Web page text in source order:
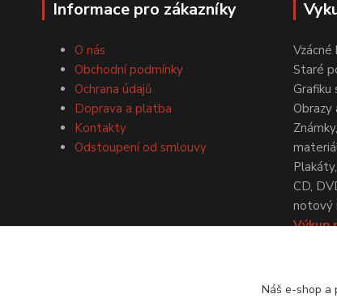
Informace pro zákazníky
O nás
Obchodní podmínky
Ochrana údajů
Doprava a platba
Kontakty
Odstoupení od smlouvy
Vzácné
Staré
Grafiku
Obrazy
CD,
notový
Výkup
Náš e-shop a